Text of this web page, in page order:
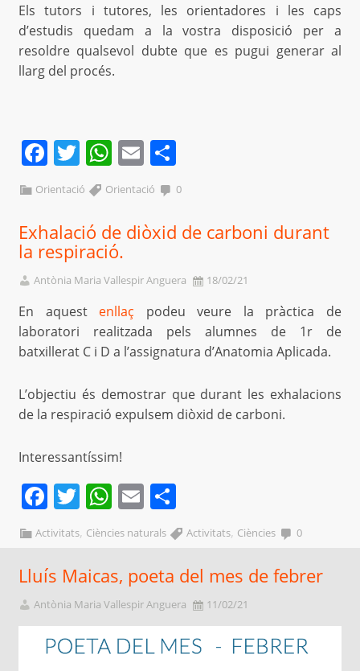
Els tutors i tutores, les orientadores i les caps
d’estudis quedam a la vostra disposició per a
resoldre qualsevol dubte que es pugui generar al
llarg del procés.
Facebook
Twitter
WhatsApp
Email
Orientació Orientació 0
Exhalació de diòxid de carboni durant
la respiració.
Antònia Maria Vallespir Anguera 18/02/21
En aquest enllaç podeu veure la pràctica de
laboratori realitzada pels alumnes de 1r de
batxillerat C i D a l’assignatura d’Anatomia Aplicada.
L’objectiu és demostrar que durant les exhalacions
de la respiració expulsem diòxid de carboni.
Interessantíssim!
Facebook
Twitter
WhatsApp
Email
Activitats, Ciències naturals Activitats, Ciències 0
Lluís Maicas, poeta del mes de febrer
Antònia Maria Vallespir Anguera 11/02/21